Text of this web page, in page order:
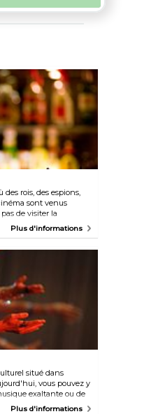
rois, des espions,
sont venus
de visiter la
qui est devenue un
Plus d'informations
situé dans
vous pouvez y
exaltante ou de
pourrez y voir des
Plus d'informations